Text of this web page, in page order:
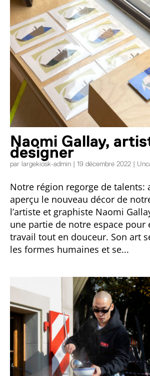
Naomi Gallay,
designer
par largekiosk-admin | 19 décembre 2022 |
Notre région regorge de talents:
aperçu le nouveau décor de
l’artiste et graphiste Naomi
une partie de notre espace pour
travail tout en douceur. Son art
les formes humaines et se...